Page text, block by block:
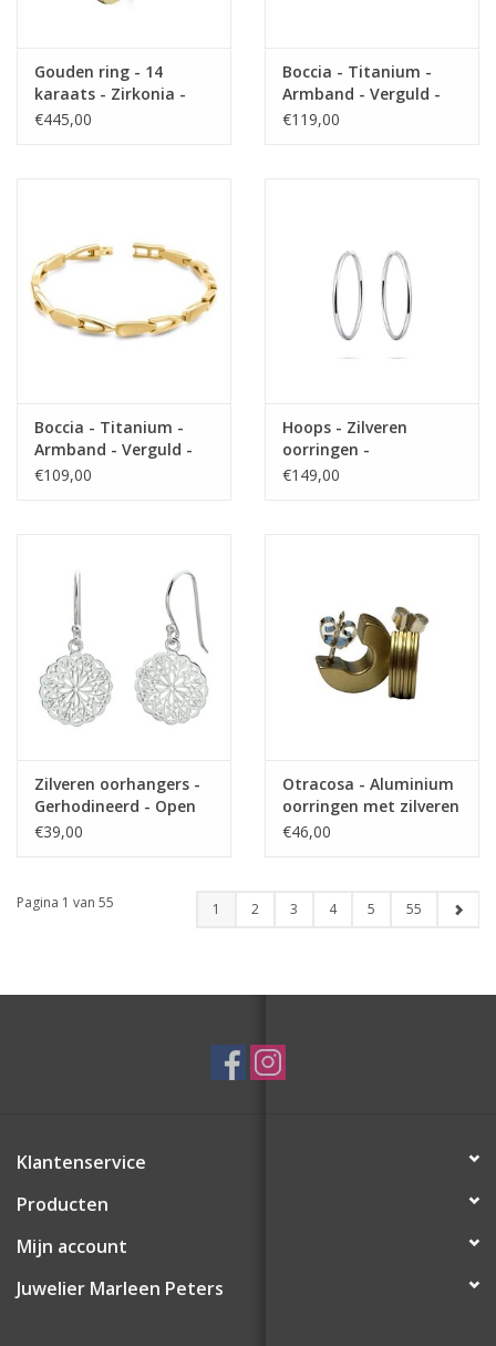
Gouden ring - 14
karaats - Zirkonia -
Maat 17.5
€445,00
Boccia - Titanium -
Armband - Verguld -
20 cm
€119,00
Boccia - Titanium -
Armband - Verguld -
20 cm
€109,00
Hoops - Zilveren
oorringen -
Gerhodineerd - 2 mm -
€149,00
Zilveren oorhangers -
Gerhodineerd - Open
gewerkt
€39,00
Otracosa - Aluminium
oorringen met zilveren
steker - CR4 Licht
€46,00
Pagina 1 van 55 1 2 3 4 5 55
Klantenservice
Producten
Mijn account
Juwelier Marleen Peters